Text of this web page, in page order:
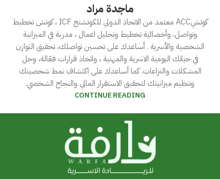
ماجدة مراد
كوتشِACC معتمد من الاتحاد الدولي للكوتشنج ICF ، كوتش تخطيط
وتواصل، وأخصائية تخطيط وتحليل اعمال ، مدربة في الميزانية
الشخصية والأسرية . أساعدك على تحسين تواصلك، تحقيق التوازن
في حياتك اليومية الاسرية والمهنية ، واتخاذ قرارات فعّالة، وحل
المشكلات والنزاعات. كما أساعدك على اكتشاف نمط شخصيتك
وتنظيم ميزانيتك لتحقيق الاستقرار المالي والنجاح الشخصي.
CONTINUE READING